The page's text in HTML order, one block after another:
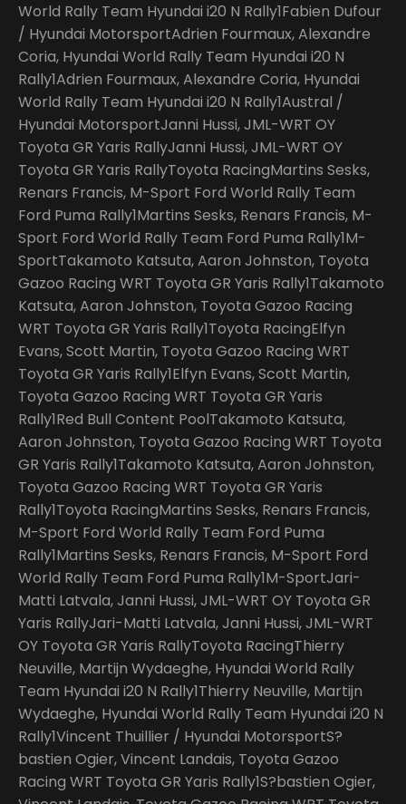
World Rally Team Hyundai i20 N Rally1Fabien Dufour
/ Hyundai MotorsportAdrien Fourmaux, Alexandre
Coria, Hyundai World Rally Team Hyundai i20 N
Rally1Adrien Fourmaux, Alexandre Coria, Hyundai
World Rally Team Hyundai i20 N Rally1Austral /
Hyundai MotorsportJanni Hussi, JML-WRT OY
Toyota GR Yaris RallyJanni Hussi, JML-WRT OY
Toyota GR Yaris RallyToyota RacingMartins Sesks,
Renars Francis, M-Sport Ford World Rally Team
Ford Puma Rally1Martins Sesks, Renars Francis, M-
Sport Ford World Rally Team Ford Puma Rally1M-
SportTakamoto Katsuta, Aaron Johnston, Toyota
Gazoo Racing WRT Toyota GR Yaris Rally1Takamoto
Katsuta, Aaron Johnston, Toyota Gazoo Racing
WRT Toyota GR Yaris Rally1Toyota RacingElfyn
Evans, Scott Martin, Toyota Gazoo Racing WRT
Toyota GR Yaris Rally1Elfyn Evans, Scott Martin,
Toyota Gazoo Racing WRT Toyota GR Yaris
Rally1Red Bull Content PoolTakamoto Katsuta,
Aaron Johnston, Toyota Gazoo Racing WRT Toyota
GR Yaris Rally1Takamoto Katsuta, Aaron Johnston,
Toyota Gazoo Racing WRT Toyota GR Yaris
Rally1Toyota RacingMartins Sesks, Renars Francis,
M-Sport Ford World Rally Team Ford Puma
Rally1Martins Sesks, Renars Francis, M-Sport Ford
World Rally Team Ford Puma Rally1M-SportJari-
Matti Latvala, Janni Hussi, JML-WRT OY Toyota GR
Yaris RallyJari-Matti Latvala, Janni Hussi, JML-WRT
OY Toyota GR Yaris RallyToyota RacingThierry
Neuville, Martijn Wydaeghe, Hyundai World Rally
Team Hyundai i20 N Rally1Thierry Neuville, Martijn
Wydaeghe, Hyundai World Rally Team Hyundai i20 N
Rally1Vincent Thuillier / Hyundai MotorsportS?
bastien Ogier, Vincent Landais, Toyota Gazoo
Racing WRT Toyota GR Yaris Rally1S?bastien Ogier,